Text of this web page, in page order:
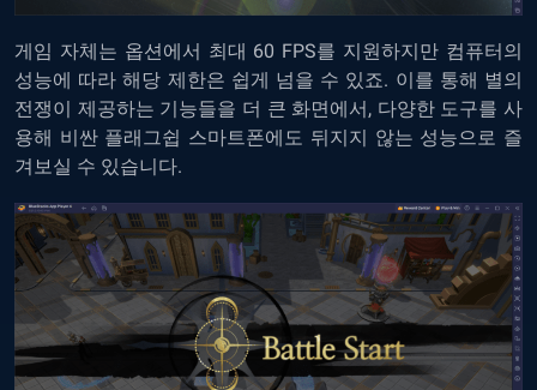
게임 자체는 옵션에서 최대 60 FPS를 지원하지만 컴퓨터의
성능에 따라 해당 제한은 쉽게 넘을 수 있죠. 이를 통해 별의
전쟁이 제공하는 기능들을 더 큰 화면에서, 다양한 도구를 사
용해 비싼 플래그쉽 스마트폰에도 뒤지지 않는 성능으로 즐
겨보실 수 있습니다.